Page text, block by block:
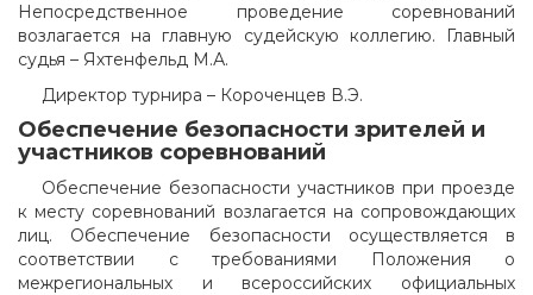
Непосредственное проведение соревнований
возлагается на главную судейскую коллегию. Главный
судья – Яхтенфельд М.А.
Директор турнира – Короченцев В.Э.
Обеспечение безопасности зрителей и
участников соревнований
Обеспечение безопасности участников при проезде
к месту соревнований возлагается на сопровождающих
лиц. Обеспечение безопасности осуществляется в
соответствии с требованиями Положения о
межрегиональных и всероссийских официальных